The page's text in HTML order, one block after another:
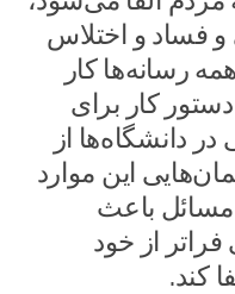
فساد و اختلاس
رسانه‌ها کار
کار برای
دانشگاه‌ها از
این موارد
مسائل باعث
از خود
کند.